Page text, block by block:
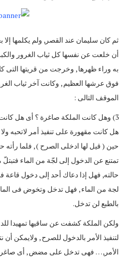
ثم كان سليمان عند القصر, ولم يكلمها إلا
أن خلعت عن نفسها كل ثياب الغرور
به وراء ظهرها , وخرجت من قريتها التى
فوق عرشها العظيم , وكانت آخر ثياب
الموقف التالى :
3) وهل كانت الملكة صاغرة ؟ أى هل كانت
هل كانت مقهورة على تنفيذ أمر لاتحبه
حين ( قيل لها ادخلى الصرح ) , فلما رأته
تمتنع عن الدخول إلى لجّة من الماء فتبتلّ
حالته, فهل إذا دعاك أحد إلى دخول
لجة من الماء , فهل تدخل وتخوض فى
بالطبع لن تدخل.
ولكن الملكة كشفت عن ساقيها تمهيدا
لتنفيذ الأمر بالدخول للصرح , ولايمكن أن
الأمر, … فهى تدخل على مضض , أى